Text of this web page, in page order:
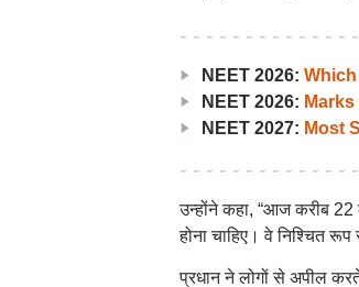
NEET 2026:
NEET 2026:
NEET 2027: Most
उन्होंने कहा, “आज करीब 22
होना चाहिए। वे निश्चित
प्रधान ने लोगों से अपील